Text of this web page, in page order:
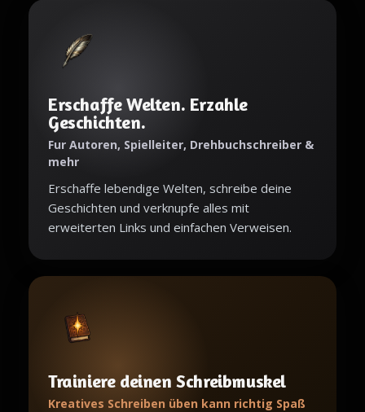
Erschaffe Welten. Erzahle
Geschichten.
Fur Autoren, Spielleiter, Drehbuchschreiber &
mehr
Erschaffe lebendige Welten, schreibe deine
Geschichten und verknupfe alles mit
erweiterten Links und einfachen Verweisen.
Trainiere deinen Schreibmuskel
Kreatives Schreiben üben kann richtig Spaß